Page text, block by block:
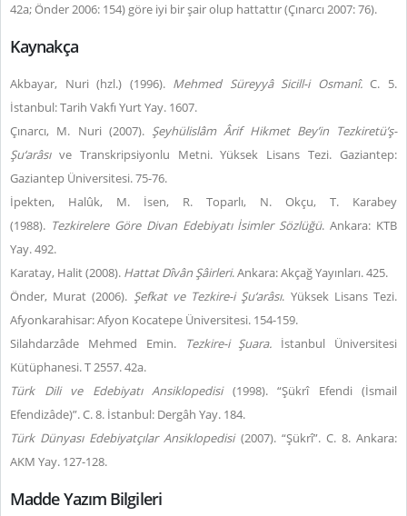
42a; Önder 2006: 154) göre iyi bir şair olup hattattır (Çınarcı 2007: 76).
Kaynakça
Akbayar, Nuri (hzl.) (1996). Mehmed Süreyyâ Sicill-i Osmanî.C. 5.
İstanbul: Tarih Vakfı Yurt Yay. 1607.
Çınarcı, M. Nuri (2007). Şeyhülislâm Ârif Hikmet Bey’in Tezkiretü’ş-
Şu‘arâsıve Transkripsiyonlu Metni. Yüksek Lisans Tezi. Gaziantep:
Gaziantep Üniversitesi. 75-76.
İpekten, Halûk, M. İsen, R. Toparlı, N. Okçu, T. Karabey
(1988). Tezkirelere Göre Divan Edebiyatı İsimler Sözlüğü. Ankara: KTB
Yay. 492.
Karatay, Halit (2008). Hattat Dîvân Şâirleri. Ankara: Akçağ Yayınları. 425.
Önder, Murat (2006). Şefkat ve Tezkire-i Şu‘arâsı. Yüksek Lisans Tezi.
Afyonkarahisar: Afyon Kocatepe Üniversitesi. 154-159.
Silahdarzâde Mehmed Emin.
Tezkire-i Şuara. İstanbul Üniversitesi
Kütüphanesi. T 2557. 42a.
Türk Dili ve Edebiyatı Ansiklopedisi(1998). “Şükrî Efendi (İsmail
Efendizâde)”. C. 8. İstanbul: Dergâh Yay. 184.
Türk Dünyası Edebiyatçılar Ansiklopedisi(2007). “Şükrî”. C. 8. Ankara:
AKM Yay. 127-128.
Madde Yazım Bilgileri